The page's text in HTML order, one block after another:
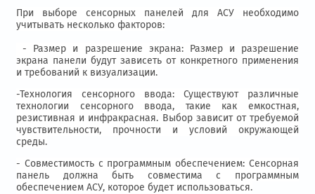
При выборе сенсорных панелей для АСУ необходимо
учитывать несколько факторов:
- Размер и разрешение экрана: Размер и разрешение
экрана панели будут зависеть от конкретного применения
и требований к визуализации.
-Технология сенсорного ввода: Существуют различные
технологии сенсорного ввода, такие как емкостная,
резистивная и инфракрасная. Выбор зависит от требуемой
чувствительности, прочности и условий окружающей
среды.
- Совместимость с программным обеспечением: Сенсорная
панель должна быть совместима с программным
обеспечением АСУ, которое будет использоваться.